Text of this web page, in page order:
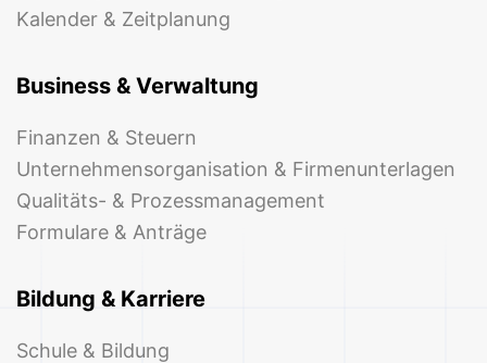
Kalender & Zeitplanung
Business & Verwaltung
Finanzen & Steuern
Unternehmensorganisation & Firmenunterlagen
Qualitäts- & Prozessmanagement
Formulare & Anträge
Bildung & Karriere
Schule & Bildung